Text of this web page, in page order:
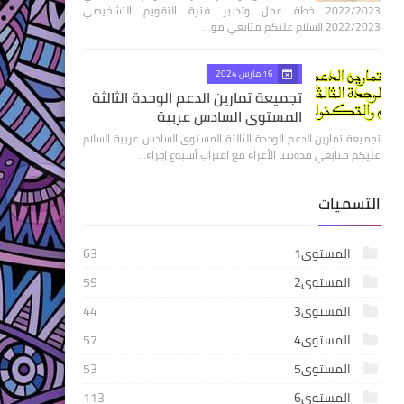
2022/2023 خطة عمل وتدبير فترة التقويم التشخيصي
2022/2023 السلام عليكم متابعي مو…
16 مارس 2024
تجميعة تمارين الدعم الوحدة الثالثة
المستوى السادس عربية
تجميعة تمارين الدعم الوحدة الثالثة المستوى السادس عربية السلام
عليكم متابعي مدونتنا الأعزاء مع اقتراب أسبوع إجراء…
التسميات
المستوى1
63
المستوى2
59
المستوى3
44
المستوى4
57
المستوى5
53
المستوى6
113